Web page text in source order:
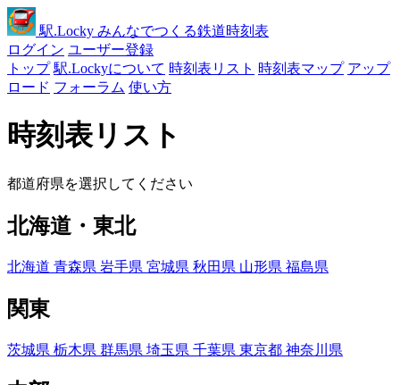
駅.Locky みんなでつくる鉄道時刻表
ログイン ユーザー登録
トップ 駅.Lockyについて 時刻表リスト 時刻表マップ アップ
ロード フォーラム 使い方
時刻表リスト
都道府県を選択してください
北海道・東北
北海道 青森県 岩手県 宮城県 秋田県 山形県 福島県
関東
茨城県 栃木県 群馬県 埼玉県 千葉県 東京都 神奈川県